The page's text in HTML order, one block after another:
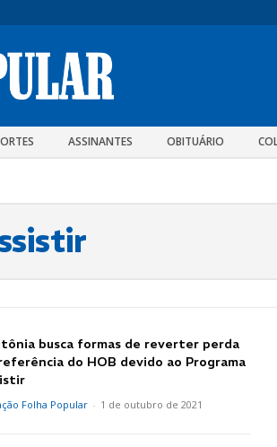
ASSINANTES OBITUÁRIO
busca formas de reverter perda
do HOB devido ao Programa
Folha Popular - 1 de outubro de 2021